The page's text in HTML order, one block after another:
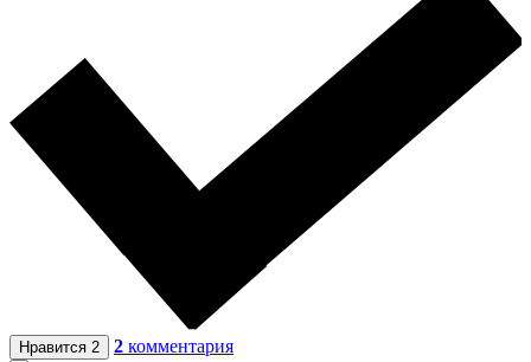
Нравится 2 2 комментария